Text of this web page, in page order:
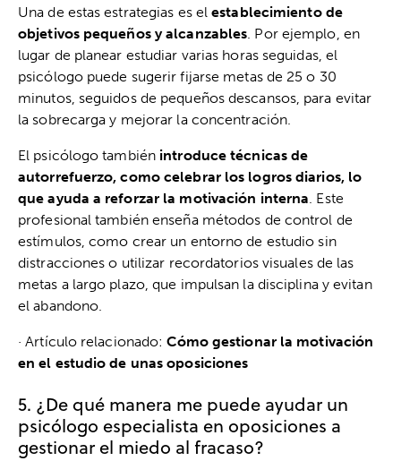
Una de estas estrategias es elestablecimiento de
objetivos pequeños y alcanzables . Por ejemplo, en
lugar de planear estudiar varias horas seguidas, el
psicólogo puede sugerir fijarse metas de 25 o 30
minutos, seguidos de pequeños descansos, para evitar
la sobrecarga y mejorar la concentración.
El psicólogo también introduce técnicas de
autorrefuerzo, como celebrar los logros diarios, lo
que ayuda a reforzar la motivación interna . Este
profesional también enseña métodos de control de
estímulos, como crear un entorno de estudio sin
distracciones o utilizar recordatorios visuales de las
metas a largo plazo, que impulsan la disciplina y evitan
el abandono.
· Artículo relacionado:Cómo gestionar la motivación
en el estudio de unas oposiciones
5. ¿De qué manera me puede ayudar un
psicólogo especialista en oposiciones a
gestionar el miedo al fracaso?